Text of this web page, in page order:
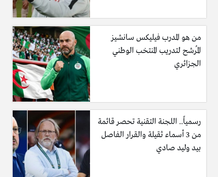
من هو المدرب فيليكس سانشيز
المُرشح لتدريب المنتخب الوطني
الجزائري
رسمياً.. اللجنة التقنية تحصر قائمة
من 3 أسماء ثقيلة والقرار الفاصل
بيد وليد صادي